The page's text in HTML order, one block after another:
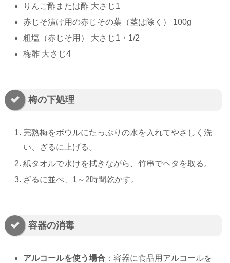
りんご酢または酢 大さじ1
赤じそ漬け用の赤じその葉（茎は除く） 100g
粗塩（赤じそ用） 大さじ1・1/2
梅酢 大さじ4
梅の下処理
完熟梅をボウルにたっぷりの水を入れてやさしく洗
い、ざるに上げる。
紙タオルで水けを拭きながら、竹串でヘタを取る。
ざるに並べ、1～2時間乾かす。
容器の消毒
アルコールを使う場合 ：容器に食品用アルコールを